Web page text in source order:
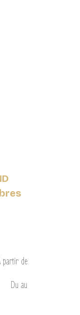
partir de
Du au